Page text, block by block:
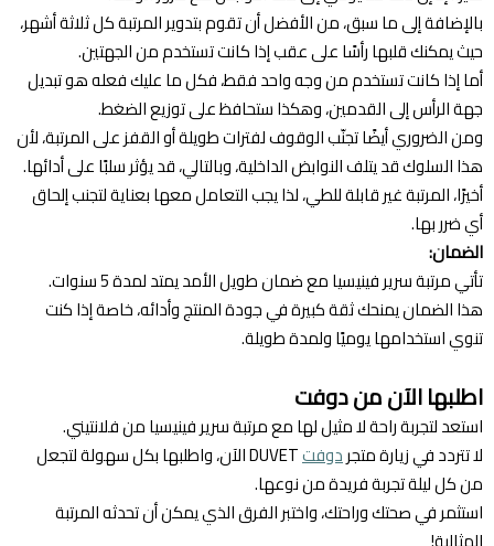
بالإضافة إلى ما سبق، من الأفضل أن تقوم بتدوير المرتبة كل ثلاثة أشهر،
حيث يمكنك قلبها رأسًا على عقب إذا كانت تستخدم من الجهتين.
أما إذا كانت تستخدم من وجه واحد فقط، فكل ما عليك فعله هو تبديل
جهة الرأس إلى القدمين، وهكذا ستحافظ على توزيع الضغط.
ومن الضروري أيضًا تجنّب الوقوف لفترات طويلة أو القفز على المرتبة، لأن
هذا السلوك قد يتلف النوابض الداخلية، وبالتالي، قد يؤثر سلبًا على أدائها.
أخيرًا، المرتبة غير قابلة للطي، لذا يجب التعامل معها بعناية لتجنب إلحاق
أي ضرر بها.
الضمان:
تأتي مرتبة سرير فينيسيا مع ضمان طويل الأمد يمتد لمدة 5 سنوات.
هذا الضمان يمنحك ثقة كبيرة في جودة المنتج وأدائه، خاصة إذا كنت
تنوي استخدامها يوميًا ولمدة طويلة.
اطلبها الآن من دوفت
استعد لتجربة راحة لا مثيل لها مع مرتبة سرير فينيسيا من فلانتيني.
لا تتردد في زيارة متجردوفت
DUVET الآن، واطلبها بكل سهولة لتجعل
من كل ليلة تجربة فريدة من نوعها.
استثمر في صحتك وراحتك، واختبر الفرق الذي يمكن أن تحدثه المرتبة